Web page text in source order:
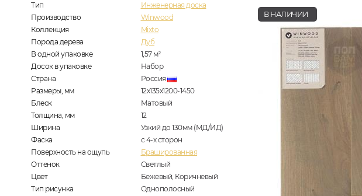
Тип
Инженерная доска
Производство
Winwood
Коллекция
Mixto
Порода дерева
Дуб
В одной упаковке
1,57 м2
Досок в упаковке
Набор
Страна
Россия
Размеры, мм
12х135х1200-1450
Блеск
Матовый
Толщина, мм
12
Ширина
Узкий до 130мм (МД/ИД)
Фаска
с 4-х сторон
Поверхность на ощупь
Брашированная
Оттенок
Светлый
Цвет
Бежевый, Коричневый
Тип рисунка
Однополосный
В НАЛИЧИИ